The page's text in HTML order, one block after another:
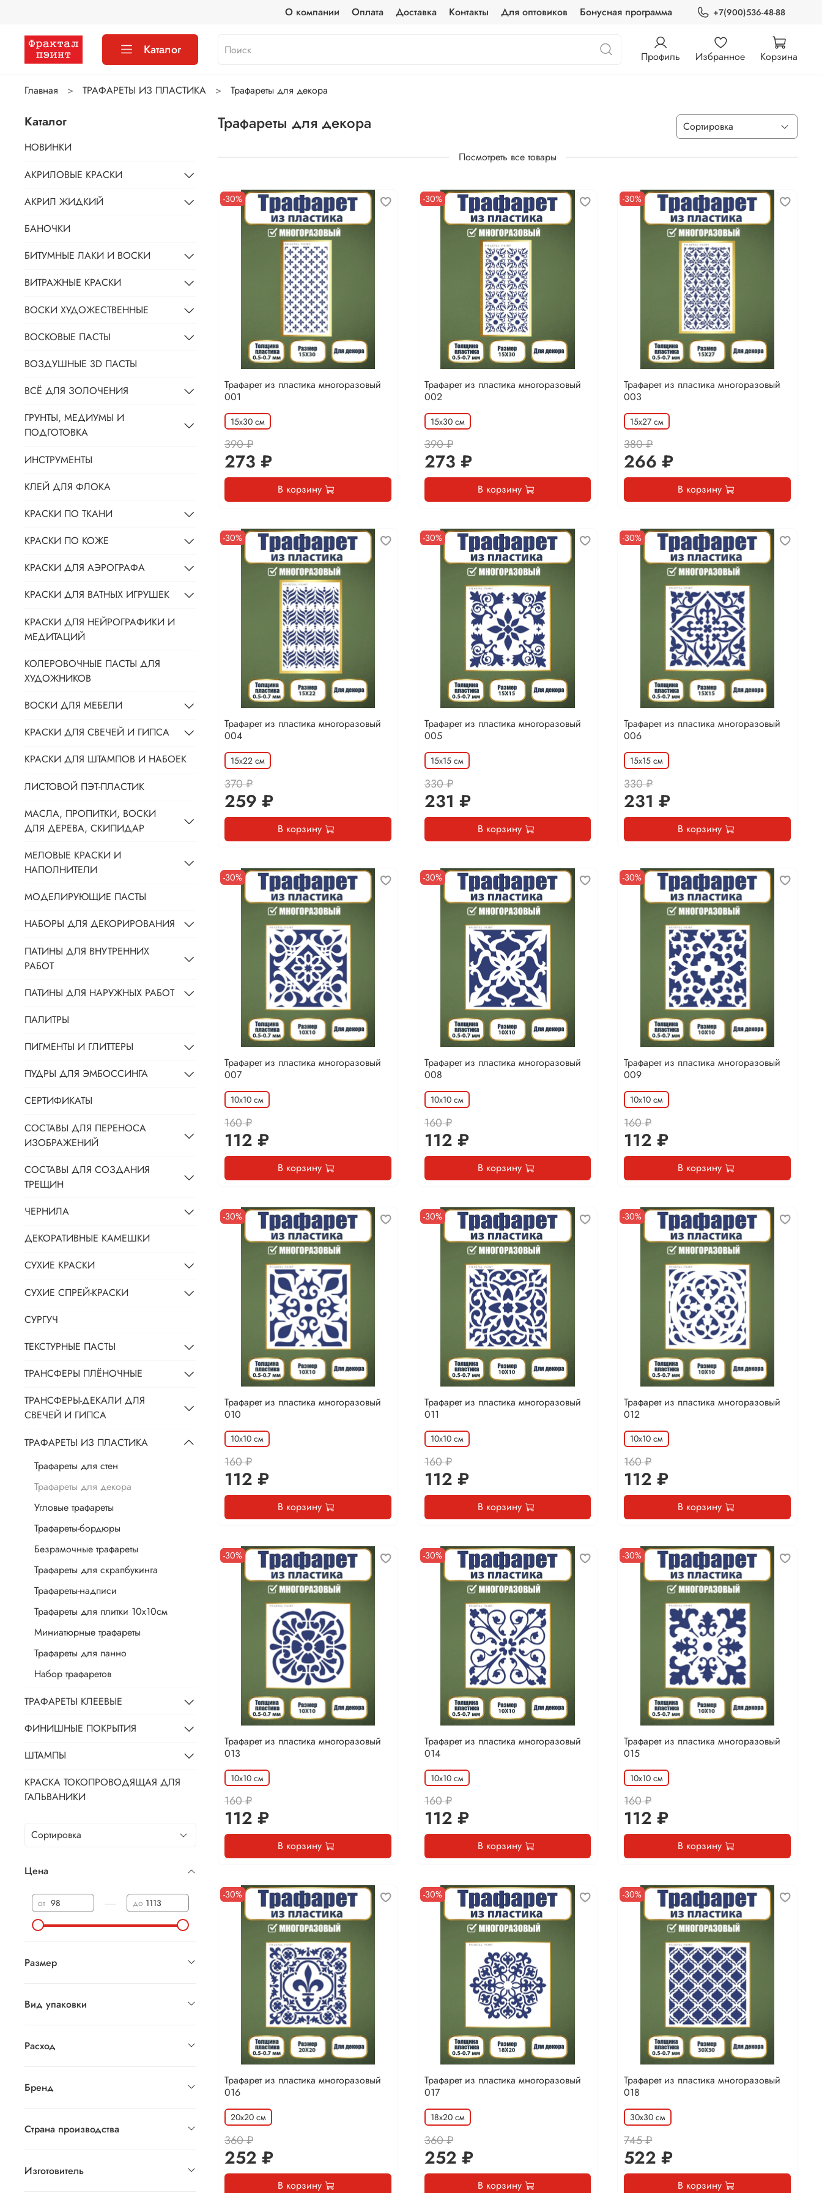
О компании Оплата Доставка Контакты Для оптовиков Бонусная программа +7(900)536-48-88
Каталог Профиль Избранное Корзина
Главная ТРАФАРЕТЫ ИЗ ПЛАСТИКА Трафареты для декора
Трафареты для декора
Посмотреть все товары
-30%
Трафарет из пластика многоразовый
001
15х30 см
390 ₽
273 ₽
В корзину
-30%
Трафарет из пластика многоразовый
002
15х30 см
390 ₽
273 ₽
В корзину
-30%
Трафарет из пластика многоразовый
003
15х27 см
380 ₽
266 ₽
В корзину
-30%
Трафарет из пластика многоразовый
004
15х22 см
370 ₽
259 ₽
В корзину
-30%
Трафарет из пластика многоразовый
005
15х15 см
330 ₽
231 ₽
В корзину
-30%
Трафарет из пластика многоразовый
006
15х15 см
330 ₽
231 ₽
В корзину
-30%
Трафарет из пластика многоразовый
007
10х10 см
160 ₽
112 ₽
В корзину
-30%
Трафарет из пластика многоразовый
008
10х10 см
160 ₽
112 ₽
В корзину
-30%
Трафарет из пластика многоразовый
009
10х10 см
160 ₽
112 ₽
В корзину
-30%
Трафарет из пластика многоразовый
010
10х10 см
160 ₽
112 ₽
В корзину
-30%
Трафарет из пластика многоразовый
011
10х10 см
160 ₽
112 ₽
В корзину
-30%
Трафарет из пластика многоразовый
012
10х10 см
160 ₽
112 ₽
В корзину
-30%
Трафарет из пластика многоразовый
013
10х10 см
160 ₽
112 ₽
В корзину
-30%
Трафарет из пластика многоразовый
014
10х10 см
160 ₽
112 ₽
В корзину
-30%
Трафарет из пластика многоразовый
015
10х10 см
160 ₽
112 ₽
В корзину
-30%
Трафарет из пластика многоразовый
016
20х20 см
360 ₽
252 ₽
В корзину
-30%
Трафарет из пластика многоразовый
017
18х20 см
360 ₽
252 ₽
В корзину
-30%
Трафарет из пластика многоразовый
018
30х30 см
745 ₽
522 ₽
В корзину
Каталог
НОВИНКИ
АКРИЛОВЫЕ КРАСКИ
АКРИЛ ЖИДКИЙ
БАНОЧКИ
БИТУМНЫЕ ЛАКИ И ВОСКИ
ВИТРАЖНЫЕ КРАСКИ
ВОСКИ ХУДОЖЕСТВЕННЫЕ
ВОСКОВЫЕ ПАСТЫ
ВОЗДУШНЫЕ 3D ПАСТЫ
ВСЁ ДЛЯ ЗОЛОЧЕНИЯ
ГРУНТЫ, МЕДИУМЫ И
ПОДГОТОВКА
ИНСТРУМЕНТЫ
КЛЕЙ ДЛЯ ФЛОКА
КРАСКИ ПО ТКАНИ
КРАСКИ ПО КОЖЕ
КРАСКИ ДЛЯ АЭРОГРАФА
КРАСКИ ДЛЯ ВАТНЫХ ИГРУШЕК
КРАСКИ ДЛЯ НЕЙРОГРАФИКИ И
МЕДИТАЦИЙ
КОЛЕРОВОЧНЫЕ ПАСТЫ ДЛЯ
ХУДОЖНИКОВ
ВОСКИ ДЛЯ МЕБЕЛИ
КРАСКИ ДЛЯ СВЕЧЕЙ И ГИПСА
КРАСКИ ДЛЯ ШТАМПОВ И НАБОЕК
ЛИСТОВОЙ ПЭТ-ПЛАСТИК
МАСЛА, ПРОПИТКИ, ВОСКИ
ДЛЯ ДЕРЕВА, СКИПИДАР
МЕЛОВЫЕ КРАСКИ И
НАПОЛНИТЕЛИ
МОДЕЛИРУЮЩИЕ ПАСТЫ
НАБОРЫ ДЛЯ ДЕКОРИРОВАНИЯ
ПАТИНЫ ДЛЯ ВНУТРЕННИХ
РАБОТ
ПАТИНЫ ДЛЯ НАРУЖНЫХ РАБОТ
ПАЛИТРЫ
ПИГМЕНТЫ И ГЛИТТЕРЫ
ПУДРЫ ДЛЯ ЭМБОССИНГА
СЕРТИФИКАТЫ
СОСТАВЫ ДЛЯ ПЕРЕНОСА
ИЗОБРАЖЕНИЙ
СОСТАВЫ ДЛЯ СОЗДАНИЯ
ТРЕЩИН
ЧЕРНИЛА
ДЕКОРАТИВНЫЕ КАМЕШКИ
СУХИЕ КРАСКИ
СУХИЕ СПРЕЙ-КРАСКИ
СУРГУЧ
ТЕКСТУРНЫЕ ПАСТЫ
ТРАНСФЕРЫ ПЛЁНОЧНЫЕ
ТРАНСФЕРЫ-ДЕКАЛИ ДЛЯ
СВЕЧЕЙ И ГИПСА
ТРАФАРЕТЫ ИЗ ПЛАСТИКА
Трафареты для стен
Трафареты для декора
Угловые трафареты
Трафареты-бордюры
Безрамочные трафареты
Трафареты для скрапбукинга
Трафареты-надписи
Трафареты для плитки 10х10см
Миниатюрные трафареты
Трафареты для панно
Набор трафаретов
ТРАФАРЕТЫ КЛЕЕВЫЕ
ФИНИШНЫЕ ПОКРЫТИЯ
ШТАМПЫ
КРАСКА ТОКОПРОВОДЯЩАЯ ДЛЯ
ГАЛЬВАНИКИ
Цена
от до
Размер
Вид упаковки
Расход
Бренд
Страна производства
Изготовитель